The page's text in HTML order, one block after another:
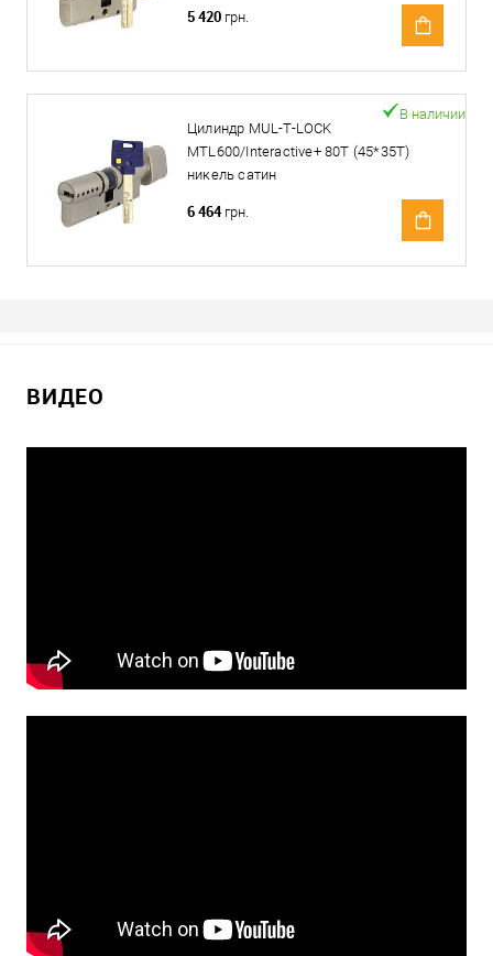
5 420 грн.
Цилиндр MUL-T-LOCK
MTL600/Interactive+ 80T (45*35T)
никель сатин
В наличии
6 464 грн.
ВИДЕО